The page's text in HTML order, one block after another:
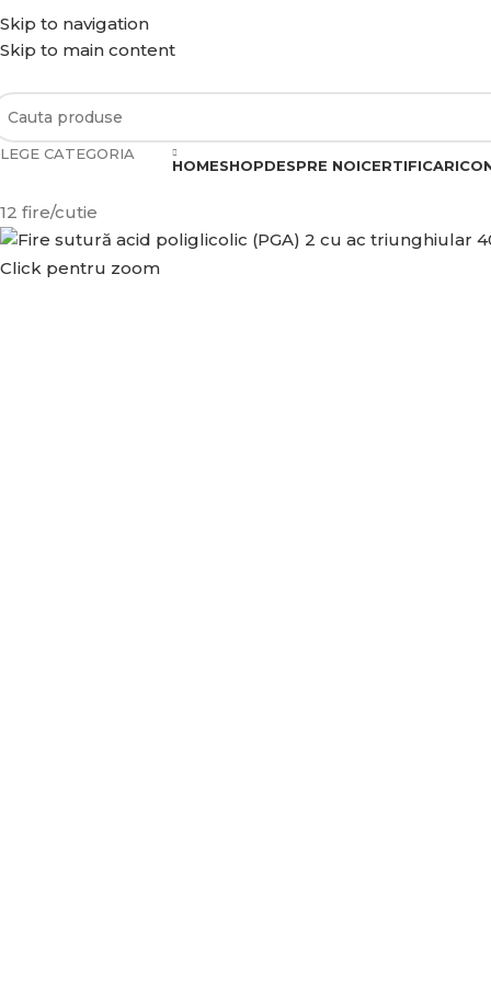
Skip to navigation
Skip to main content
REDUCERI: 5% PENRU COMENZILE PESTE 500 LEI. 10%
PENTRU COMENZILE PESTE 4.500 LEI
CATEGORIA
de produse HOMESHOPDESPRE NOICERTIFICARI
12 fire/cutie
Click pentru zoom